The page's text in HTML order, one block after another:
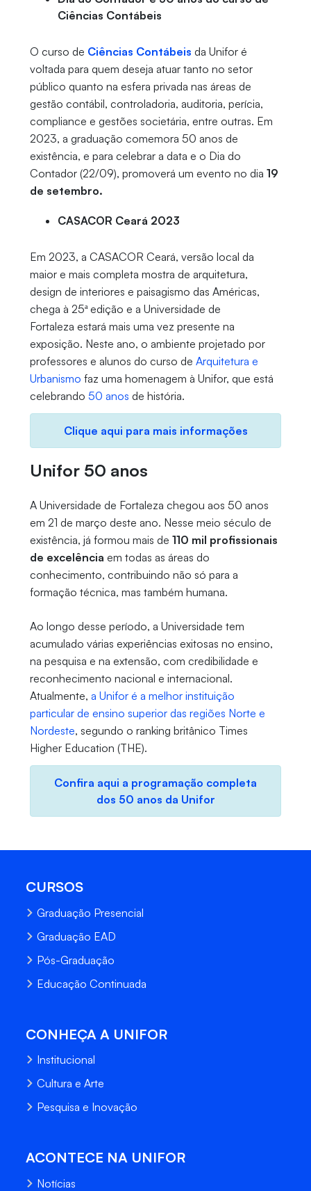
Ciências Contábeis
O curso de Ciências Contábeis da Unifor é
voltada para quem deseja atuar tanto no setor
público quanto na esfera privada nas áreas de
gestão contábil, controladoria, auditoria, perícia,
compliance e gestões societária, entre outras. Em
2023, a graduação comemora 50 anos de
existência, e para celebrar a data e o Dia do
Contador (22/09), promoverá um evento no dia 19
de setembro.
CASACOR Ceará 2023
Em 2023, a CASACOR Ceará, versão local da
maior e mais completa mostra de arquitetura,
design de interiores e paisagismo das Américas,
chega à 25ª edição e a Universidade de
Fortaleza estará mais uma vez presente na
exposição. Neste ano, o ambiente projetado por
professores e alunos do curso de Arquitetura e
Urbanismo faz uma homenagem à Unifor, que está
celebrando 50 anos de história.
Clique aqui para mais informações
Unifor 50 anos
A Universidade de Fortaleza chegou aos 50 anos
em 21 de março deste ano. Nesse meio século de
existência, já formou mais de 110 mil profissionais
de excelência em todas as áreas do
conhecimento, contribuindo não só para a
formação técnica, mas também humana.
Ao longo desse período, a Universidade tem
acumulado várias experiências exitosas no ensino,
na pesquisa e na extensão, com credibilidade e
reconhecimento nacional e internacional.
Atualmente, a Unifor é a melhor instituição
particular de ensino superior das regiões Norte e
Nordeste, segundo o ranking britânico Times
Higher Education (THE).
Confira aqui a programação completa
dos 50 anos da Unifor
CURSOS
Graduação Presencial
Graduação EAD
Pós-Graduação
Educação Continuada
CONHEÇA A UNIFOR
Institucional
Cultura e Arte
Pesquisa e Inovação
ACONTECE NA UNIFOR
Notícias